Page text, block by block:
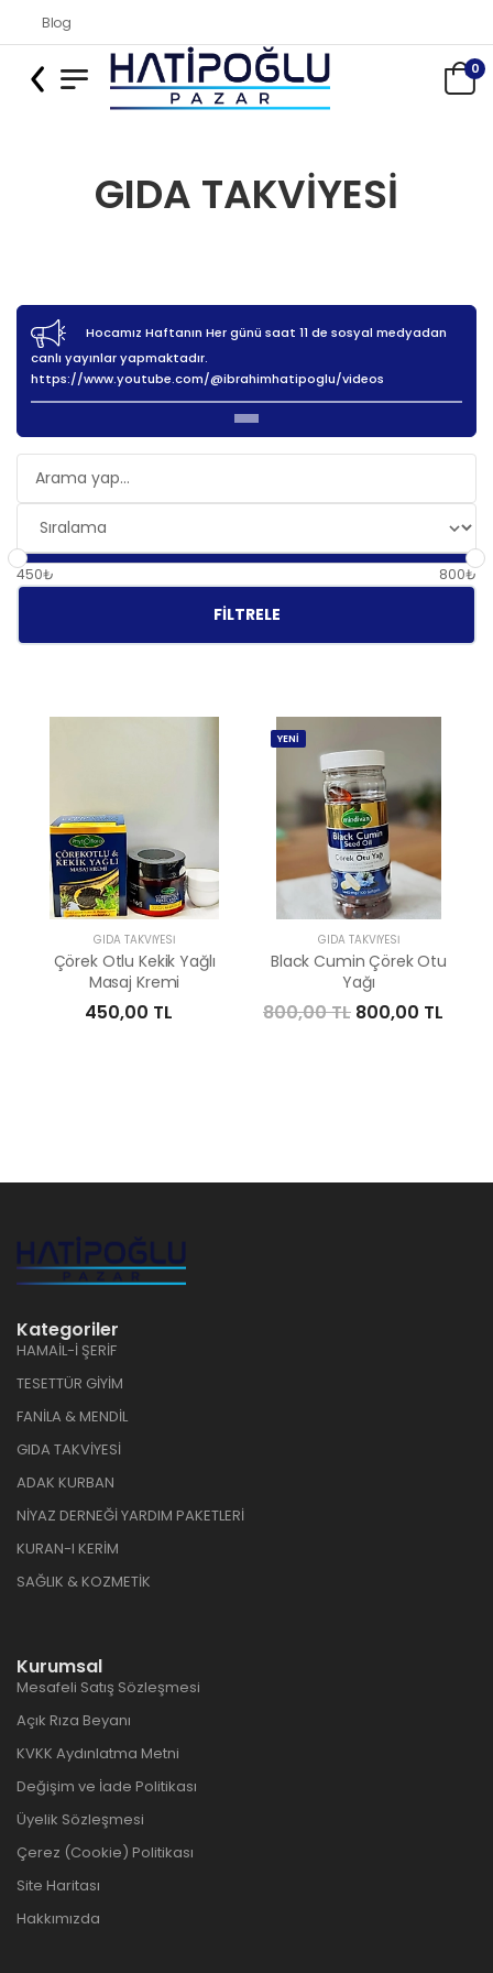
Blog
0
GIDA TAKVİYESİ
Hocamız Haftanın Her günü saat 11 de sosyal medyadan
canlı yayınlar yapmaktadır.
https://www.youtube.com/@ibrahimhatipoglu/videos
450₺ 800₺
FILTRELE
GIDA TAKVİYESİ
Çörek Otlu Kekik Yağlı
Masaj Kremi
450,00 TL
YENİ
GIDA TAKVİYESİ
Black Cumin Çörek Otu
Yağı
800,00 TL 800,00 TL
Kategoriler
HAMAİL-İ ŞERİF
TESETTÜR GİYİM
FANİLA & MENDİL
GIDA TAKVİYESİ
ADAK KURBAN
NİYAZ DERNEĞİ YARDIM PAKETLERİ
KURAN-I KERİM
SAĞLIK & KOZMETİK
Kurumsal
Mesafeli Satış Sözleşmesi
Açık Rıza Beyanı
KVKK Aydınlatma Metni
Değişim ve İade Politikası
Üyelik Sözleşmesi
Çerez (Cookie) Politikası
Site Haritası
Hakkımızda